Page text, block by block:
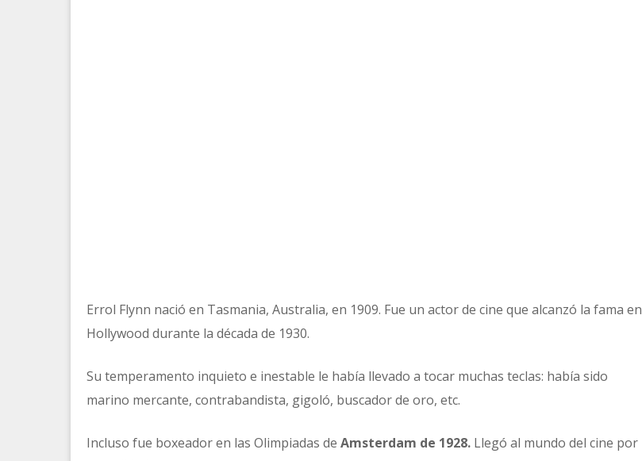
Errol Flynn nació en Tasmania, Australia, en 1909. Fue un actor de cine que alcanzó la fama en
Hollywood durante la década de 1930.
Su temperamento inquieto e inestable le había llevado a tocar muchas teclas: había sido
marino mercante, contrabandista, gigoló, buscador de oro, etc.
Incluso fue boxeador en las Olimpiadas de Amsterdam de 1928. Llegó al mundo del cine por